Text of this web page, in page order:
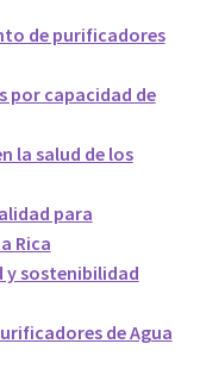
de purificadores
por capacidad de
la salud de los
para
Rica
y sostenibilidad
de Agua